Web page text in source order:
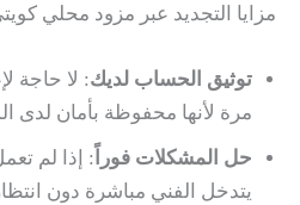
مزايا التجديد عبر مزود محلي
توثيق الحساب لديك: لا حاجة
مرة لأنها محفوظة بأمان لدى
حل المشكلات فوراً : إذا لم
يتدخل الفني مباشرة دون